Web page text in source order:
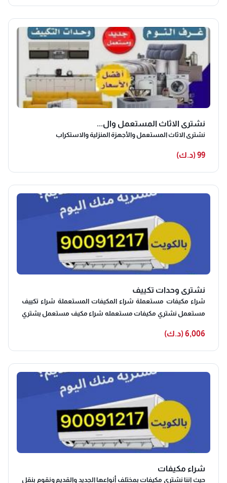
نشترى الاثاث المستعمل وال...
نشترى الاثاث المستعمل والأجهزة المنزلية والاستكراب
99 (د.ك)
نشتري وحدات تكييف
شراء مكيفات مستعملة شراء المكيفات المستعملة شراء تكييف
مستعمل نشتري مكيفات مستعمله شراء مكيف مستعمل يشتري
مكيفات مستعملة الاختيار الامثل لكل عميل يحتاج الى احدث الاجهزة
في المكيفات، لأن المكيفات لا تختلف تماما عن المكيفات المستعملة
لدينا، حيث أننا عند شراء المكيفات المستعملة من العملاء نرسل
فريق عمل خبير في معاينة المكيفات جيدا قبل اخذها حتى نتأكد انها لا
يوجد بها اي عيوب، واذا كان بها عيوب فنقوم بأخذها المصنع وتغييرها
لأننا نمتلك قطع غيار اصلية تناسب جميع انواع المكيفات ونعيد
تجديدها حتي تعمل مثل السابق واسرع بكثير، كما اننا نقوم بتعقيم
وتنظيف المكيفات بالإضافة إلى الجهاز التابع لها جيدا وإزالة أي أتربة
حتي تحصل علي هواء نقي تماما من أي شوائب.
6,006 (د.ك)
شراء مكيفات
حيث اننا نشتري مكيفات بمختلف أنواعها الجديد والقديم ونقوم بنقل